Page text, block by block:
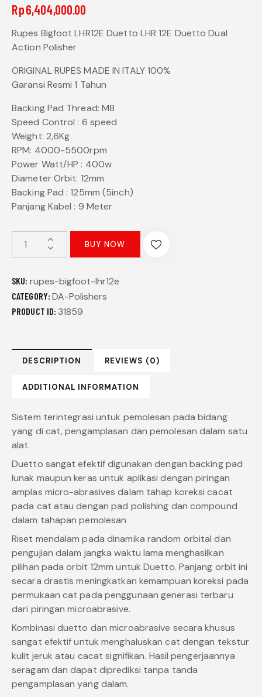
Rp6,404,000.00
Rupes Bigfoot LHR12E Duetto LHR 12E Duetto Dual
Action Polisher
ORIGINAL RUPES MADE IN ITALY 100%
Garansi Resmi 1 Tahun
Backing Pad Thread: M8
Speed Control : 6 speed
Weight: 2,6Kg
RPM: 4000-5500rpm
Power Watt/HP : 400w
Diameter Orbit: 12mm
Backing Pad : 125mm (5inch)
Panjang Kabel : 9 Meter
BUY NOW
SKU: rupes-bigfoot-lhr12e
CATEGORY: DA-Polishers
PRODUCT ID: 31859
DESCRIPTION REVIEWS (0)
ADDITIONAL INFORMATION
Sistem terintegrasi untuk pemolesan pada bidang
yang di cat, pengamplasan dan pemolesan dalam satu
alat.
Duetto sangat efektif digunakan dengan backing pad
lunak maupun keras untuk aplikasi dengan piringan
amplas micro-abrasives dalam tahap koreksi cacat
pada cat atau dengan pad polishing dan compound
dalam tahapan pemolesan
Riset mendalam pada dinamika random orbital dan
pengujian dalam jangka waktu lama menghasilkan
pilihan pada orbit 12mm untuk Duetto. Panjang orbit ini
secara drastis meningkatkan kemampuan koreksi pada
permukaan cat pada penggunaan generasi terbaru
dari piringan microabrasive.
Kombinasi duetto dan microabrasive secara khusus
sangat efektif untuk menghaluskan cat dengan tekstur
kulit jeruk atau cacat signifikan. Hasil pengerjaannya
seragam dan dapat diprediksi tanpa tanda
pengamplasan yang dalam.